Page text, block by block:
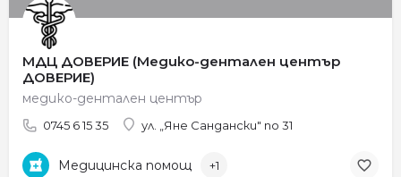
МДЦ ДОВЕРИЕ (Медико-дентален център
ДОВЕРИЕ)
медико-дентален център
0745 6 15 35 ул. „Яне Сандански" no 31
Медицинска помощ +1